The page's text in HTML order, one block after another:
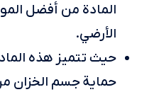
المادة من أفضل
الأرضي.
حيث تتميز هذه
حماية جسم الخزان